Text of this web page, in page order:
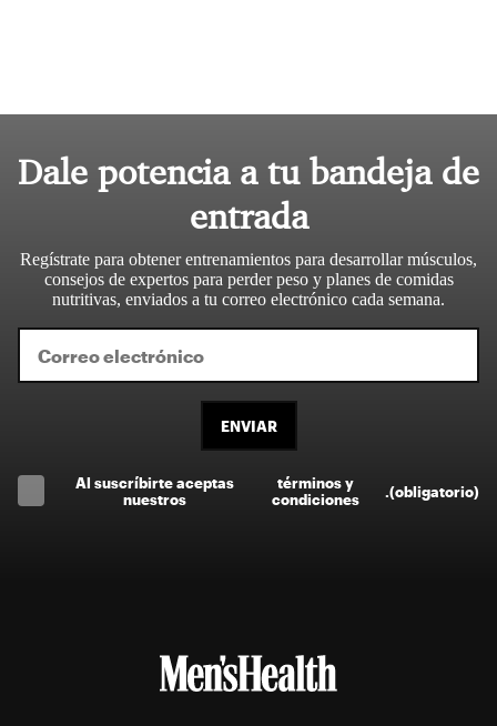
Dale potencia a tu bandeja de
entrada
Regístrate para obtener entrenamientos para desarrollar músculos,
consejos de expertos para perder peso y planes de comidas
nutritivas, enviados a tu correo electrónico cada semana.
ENVIAR
Al suscríbirte aceptas
nuestros
términos y
condiciones
(obligatorio)